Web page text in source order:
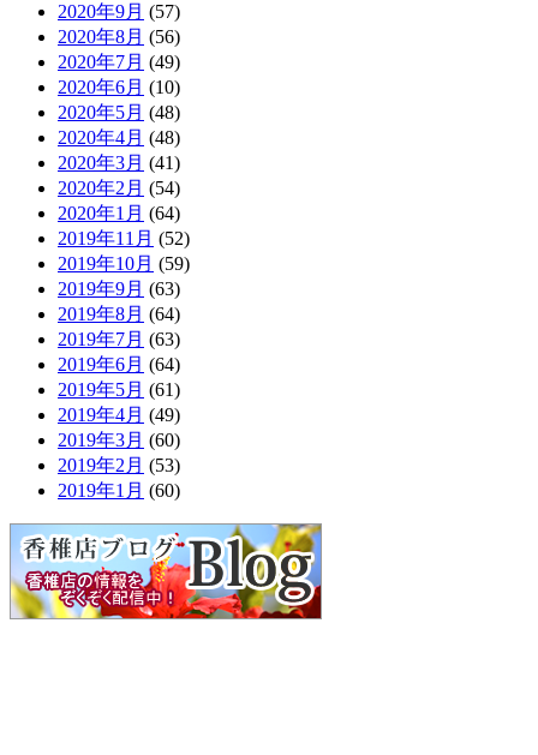
2020年9月 (57)
2020年8月 (56)
2020年7月 (49)
2020年6月 (10)
2020年5月 (48)
2020年4月 (48)
2020年3月 (41)
2020年2月 (54)
2020年1月 (64)
2019年11月 (52)
2019年10月 (59)
2019年9月 (63)
2019年8月 (64)
2019年7月 (63)
2019年6月 (64)
2019年5月 (61)
2019年4月 (49)
2019年3月 (60)
2019年2月 (53)
2019年1月 (60)